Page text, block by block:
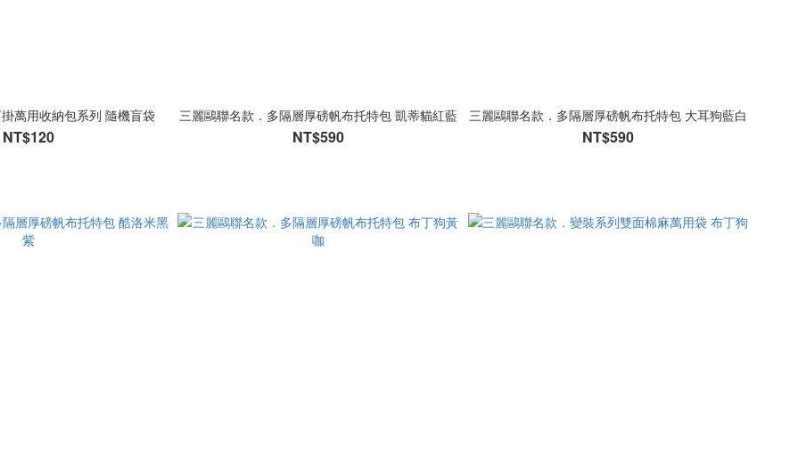
萬用收納包系列 隨機盲袋
NT$120
三麗鷗聯名款．多隔層厚磅帆布托特包 凱蒂貓紅藍
NT$590
三麗鷗聯名款．多隔層厚磅帆布托特包 大耳狗藍白
NT$590